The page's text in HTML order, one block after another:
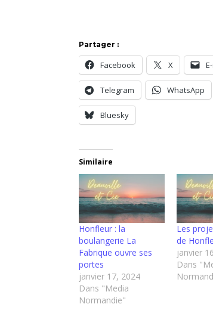
Partager :
Facebook X
Telegram WhatsApp
Bluesky
Similaire
Honfleur : la
boulangerie La
Fabrique ouvre ses
portes
janvier 17, 2024
Dans "Media
Normandie"
Les
de
janvier
Dans